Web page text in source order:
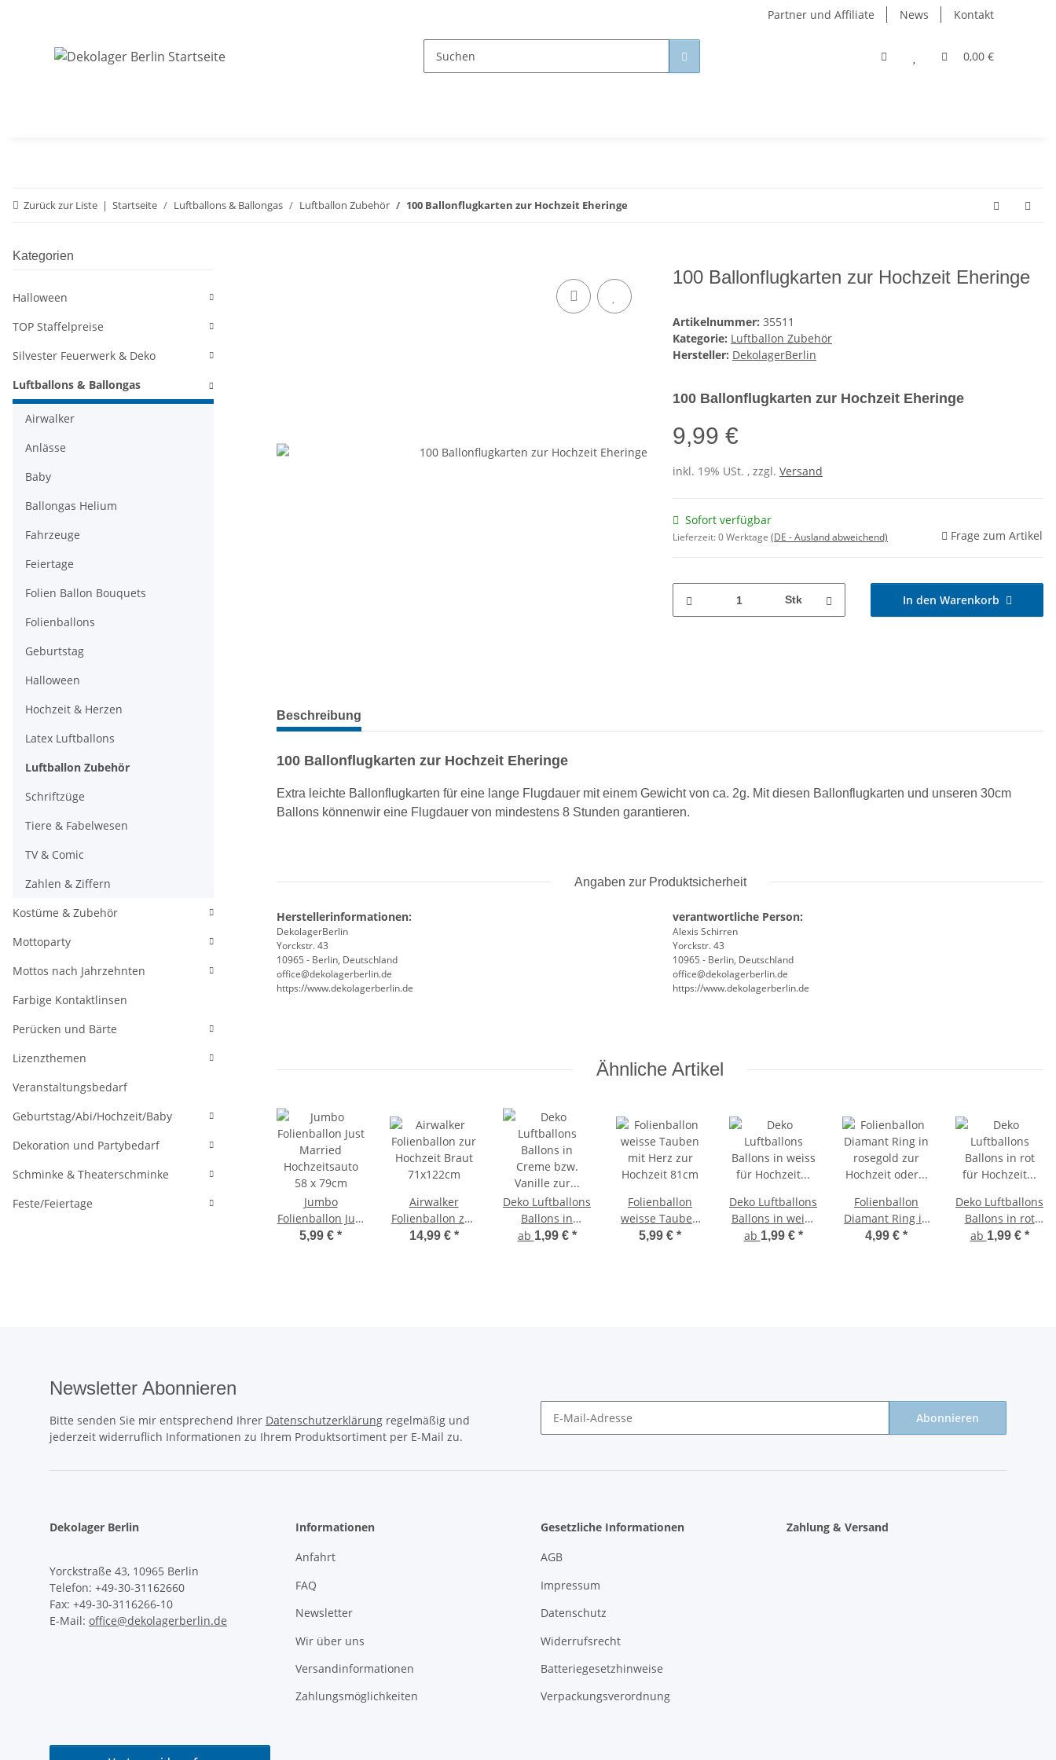
Partner und Affiliate News Kontakt
0,00 €
Zurück zur Liste Startseite Luftballons & Ballongas Luftballon Zubehör 100 Ballonflugkarten zur Hochzeit Eheringe
100 Ballonflugkarten zur Hochzeit Eheringe
Artikelnummer: 35511
Kategorie: Luftballon Zubehör
Hersteller: DekolagerBerlin
100 Ballonflugkarten zur Hochzeit Eheringe
9,99 €
inkl. 19% USt. , zzgl. Versand
Sofort verfügbar
Lieferzeit:0 Werktage (DE - Ausland abweichend) Frage zum Artikel
Stk In den Warenkorb
weitere Registerkarten anzeigen
Beschreibung
100 Ballonflugkarten zur Hochzeit Eheringe
Extra leichte Ballonflugkarten für eine lange Flugdauer mit einem Gewicht von ca. 2g. Mit diesen Ballonflugkarten und unseren 30cm
Ballons könnenwir eine Flugdauer von mindestens 8 Stunden garantieren.
Angaben zur Produktsicherheit
Herstellerinformationen:
DekolagerBerlin
Yorckstr. 43
10965 - Berlin, Deutschland
office@dekolagerberlin.de
https://www.dekolagerberlin.de
verantwortliche Person:
Alexis Schirren
Yorckstr. 43
10965 - Berlin, Deutschland
office@dekolagerberlin.de
https://www.dekolagerberlin.de
Ähnliche Artikel
Jumbo
Folienballon Just
Married
5,99 € *
Airwalker
Folienballon zur
Hochzeit Braut
14,99 € *
Deko Luftballons
Ballons in
Creme bzw.
ab 1,99 € *
Folienballon
weisse Tauben
mit Herz zur
5,99 € *
Deko Luftballons
Ballons in weiss
für Hochzeit
ab 1,99 € *
Folienballon
Diamant Ring in
rosegold zur
4,99 € *
Deko Luftballons
Ballons in rot
für Hochzeit
ab 1,99 € *
Kategorien
Halloween
TOP Staffelpreise
Silvester Feuerwerk & Deko
Luftballons & Ballongas
Airwalker
Anlässe
Baby
Ballongas Helium
Fahrzeuge
Feiertage
Folien Ballon Bouquets
Folienballons
Geburtstag
Halloween
Hochzeit & Herzen
Latex Luftballons
Luftballon Zubehör
Schriftzüge
Tiere & Fabelwesen
TV & Comic
Zahlen & Ziffern
Kostüme & Zubehör
Mottoparty
Mottos nach Jahrzehnten
Farbige Kontaktlinsen
Perücken und Bärte
Lizenzthemen
Veranstaltungsbedarf
Geburtstag/Abi/Hochzeit/Baby
Dekoration und Partybedarf
Schminke & Theaterschminke
Feste/Feiertage
Newsletter Abonnieren
Bitte senden Sie mir entsprechend Ihrer Datenschutzerklärung regelmäßig und
jederzeit widerruflich Informationen zu Ihrem Produktsortiment per E-Mail zu.
Abonnieren
Dekolager Berlin
Yorckstraße 43, 10965 Berlin
Telefon: +49-30-31162660
Fax: +49-30-3116266-10
E-Mail: office@dekolagerberlin.de
Informationen
Anfahrt
FAQ
Newsletter
Wir über uns
Versandinformationen
Zahlungsmöglichkeiten
Gesetzliche Informationen
AGB
Impressum
Datenschutz
Widerrufsrecht
Batteriegesetzhinweise
Verpackungsverordnung
Zahlung & Versand